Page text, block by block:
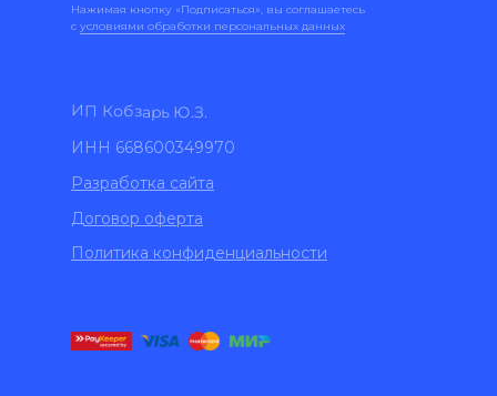
ИП Кобзарь Ю.З.
ИНН 668600349970
Разработка сайта
Договор оферта
Политика конфиденциальности
Нажимая кнопку «Подписаться», вы соглашаетесь
с условиями обработки персональных данных